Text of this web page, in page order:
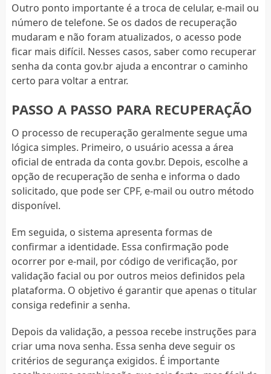
Outro ponto importante é a troca de celular, e-mail ou
número de telefone. Se os dados de recuperação
mudaram e não foram atualizados, o acesso pode
ficar mais difícil. Nesses casos, saber como recuperar
senha da conta gov.br ajuda a encontrar o caminho
certo para voltar a entrar.
PASSO A PASSO PARA RECUPERAÇÃO
O processo de recuperação geralmente segue uma
lógica simples. Primeiro, o usuário acessa a área
oficial de entrada da conta gov.br. Depois, escolhe a
opção de recuperação de senha e informa o dado
solicitado, que pode ser CPF, e-mail ou outro método
disponível.
Em seguida, o sistema apresenta formas de
confirmar a identidade. Essa confirmação pode
ocorrer por e-mail, por código de verificação, por
validação facial ou por outros meios definidos pela
plataforma. O objetivo é garantir que apenas o titular
consiga redefinir a senha.
Depois da validação, a pessoa recebe instruções para
criar uma nova senha. Essa senha deve seguir os
critérios de segurança exigidos. É importante